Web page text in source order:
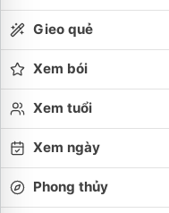
Gieo quẻ
Xem bói
Xem tuổi
Xem ngày
Phong thủy